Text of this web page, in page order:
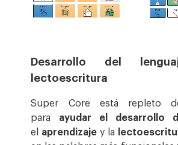
Desarrollo del
lectoescritura
Super Core está repleto
para ayudar el desarrollo
el aprendizaje y la